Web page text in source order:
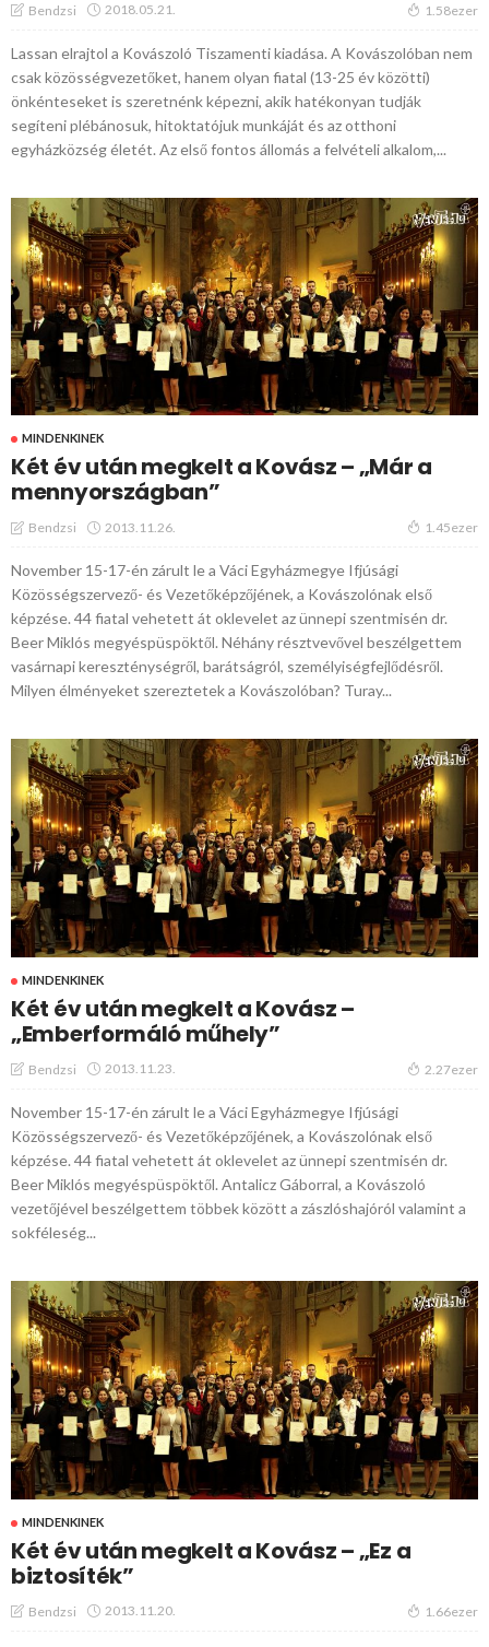
Bendzsi 2018.05.21. 1.58ezer
Lassan elrajtol a Kovászoló Tiszamenti kiadása. A Kovászolóban nem
csak közösségvezetőket, hanem olyan fiatal (13-25 év közötti)
önkénteseket is szeretnénk képezni, akik hatékonyan tudják
segíteni plébánosuk, hitoktatójuk munkáját és az otthoni
egyházközség életét. Az első fontos állomás a felvételi alkalom,...
MINDENKINEK
Két év után megkelt a Kovász – „Már a
mennyországban”
Bendzsi 2013.11.26. 1.45ezer
November 15-17-én zárult le a Váci Egyházmegye Ifjúsági
Közösségszervező- és Vezetőképzőjének, a Kovászolónak első
képzése. 44 fiatal vehetett át oklevelet az ünnepi szentmisén dr.
Beer Miklós megyéspüspöktől. Néhány résztvevővel beszélgettem
vasárnapi kereszténységről, barátságról, személyiségfejlődésről.
Milyen élményeket szereztetek a Kovászolóban? Turay...
MINDENKINEK
Két év után megkelt a Kovász –
„Emberformáló műhely”
Bendzsi 2013.11.23. 2.27ezer
November 15-17-én zárult le a Váci Egyházmegye Ifjúsági
Közösségszervező- és Vezetőképzőjének, a Kovászolónak első
képzése. 44 fiatal vehetett át oklevelet az ünnepi szentmisén dr.
Beer Miklós megyéspüspöktől. Antalicz Gáborral, a Kovászoló
vezetőjével beszélgettem többek között a zászlóshajóról valamint a
sokféleség...
MINDENKINEK
Két év után megkelt a Kovász – „Ez a
biztosíték”
Bendzsi 2013.11.20. 1.66ezer